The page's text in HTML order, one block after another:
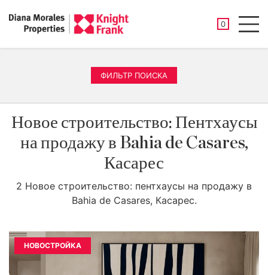
0
ФИЛЬТР ПОИСКА
Новое строительство: Пентхаусы
на продажу в Bahia de Casares,
Касарес
2 Новое строительство: пентхаусы на продажу в
Bahia de Casares, Касарес.
НОВОСТРОЙКА